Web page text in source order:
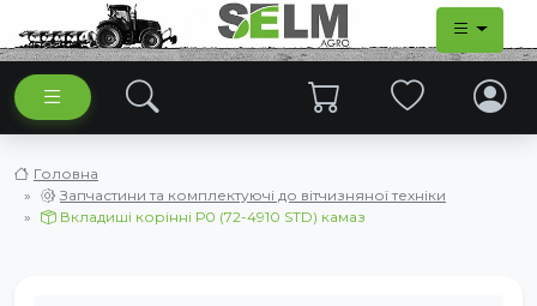
Головна
Запчастини та комплектуючі до вітчизняної техніки
Вкладиші корінні Р0 (72-4910 STD) камаз